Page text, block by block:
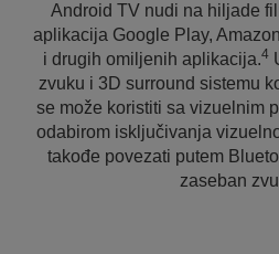
Android TV nudi na hiljade
aplikacija Google Play,
i drugih omiljenih aplikacija.4
zvuku i 3D surround sistemu
se može koristiti sa vizuelnim
odabirom isključivanja
takođe povezati putem
zaseban